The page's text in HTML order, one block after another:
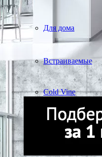
Для дома
Встраиваемые
Cold Vine